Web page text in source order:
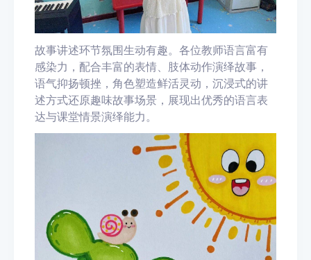
故事讲述环节氛围生动有趣。各位教师语言富有
感染力，配合丰富的表情、肢体动作演绎故事，
语气抑扬顿挫，角色塑造鲜活灵动，沉浸式的讲
述方式还原趣味故事场景，展现出优秀的语言表
达与课堂情景演绎能力。